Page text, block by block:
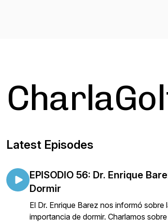
Latest Episodes
EPISODIO 56: Dr. Enrique
Dormir
El Dr. Enrique Barez nos informó sobre
importancia de dormir. Charlamos